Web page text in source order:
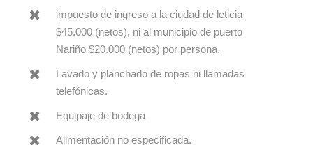
impuesto de ingreso a la ciudad de leticia
$45.000 (netos), ni al municipio de puerto
Nariño $20.000 (netos) por persona.
Lavado y planchado de ropas ni llamadas
telefónicas.
Equipaje de bodega
Alimentación no especificada.